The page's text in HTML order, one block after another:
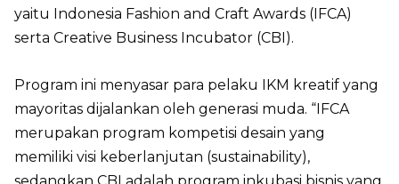
yaitu Indonesia Fashion and Craft Awards (IFCA)
serta Creative Business Incubator (CBI).
Program ini menyasar para pelaku IKM kreatif yang
mayoritas dijalankan oleh generasi muda. “IFCA
merupakan program kompetisi desain yang
memiliki visi keberlanjutan (sustainability),